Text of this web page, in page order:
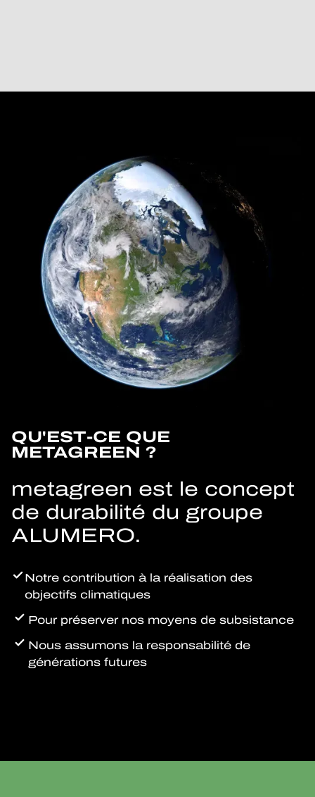
QU'EST-CE QUE
METAGREEN ?
metagreen est le concept
de durabilité du groupe
ALUMERO.
Notre contribution à la réalisation des
objectifs climatiques
Pour préserver nos moyens de subsistance
Nous assumons la responsabilité de
générations futures